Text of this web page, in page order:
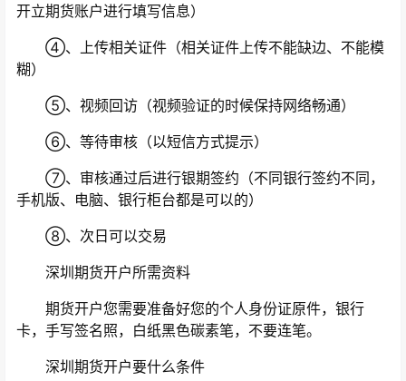
开立期货账户进行填写信息）
④、上传相关证件（相关证件上传不能缺边、不能模
糊）
⑤、视频回访（视频验证的时候保持网络畅通）
⑥、等待审核（以短信方式提示）
⑦、审核通过后进行银期签约（不同银行签约不同，
手机版、电脑、银行柜台都是可以的）
⑧、次日可以交易
深圳期货开户所需资料
期货开户您需要准备好您的个人身份证原件，银行
卡，手写签名照，白纸黑色碳素笔，不要连笔。
深圳期货开户要什么条件